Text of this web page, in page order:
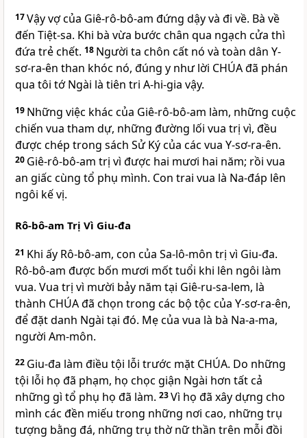
17Vậy vợ của Giê-rô-bô-am đứng dậy và đi về. Bà về
đến Tiệt-sa. Khi bà vừa bước chân qua ngạch cửa thì
đứa trẻ chết. 18 Người ta chôn cất nó và toàn dân Y-
sơ-ra-ên than khóc nó, đúng y như lời CHÚAđã phán
qua tôi tớ Ngài là tiên tri A-hi-gia vậy.
19 Những việc khác của Giê-rô-bô-am làm, những cuộc
chiến vua tham dự, những đường lối vua trị vì, đều
được chép trong sách Sử Ký của các vua Y-sơ-ra-ên.
20 Giê-rô-bô-am trị vì được hai mươi hai năm; rồi vua
an giấc cùng tổ phụ mình. Con trai vua là Na-đáp lên
ngôi kế vị.
Rô-bô-am Trị Vì Giu-đa
21 Khi ấy Rô-bô-am, con của Sa-lô-môn trị vì Giu-đa.
Rô-bô-am được bốn mươi mốt tuổi khi lên ngôi làm
vua. Vua trị vì mười bảy năm tại Giê-ru-sa-lem, là
thành CHÚAđã chọn trong các bộ tộc của Y-sơ-ra-ên,
để đặt danh Ngài tại đó. Mẹ của vua là bà Na-a-ma,
người Am-môn.
22 Giu-đa làm điều tội lỗi trước mặt CHÚA. Do những
tội lỗi họ đã phạm, họ chọc giận Ngài hơn tất cả
những gì tổ phụ họ đã làm. 23Vì họ đã xây dựng cho
mình các đền miếu trong những nơi cao, những trụ
tượng bằng đá, những trụ thờ nữ thần trên mỗi đồi